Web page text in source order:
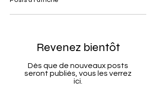
Revenez bientôt
Dès que de nouveaux posts
seront publiés, vous les verrez
ici.